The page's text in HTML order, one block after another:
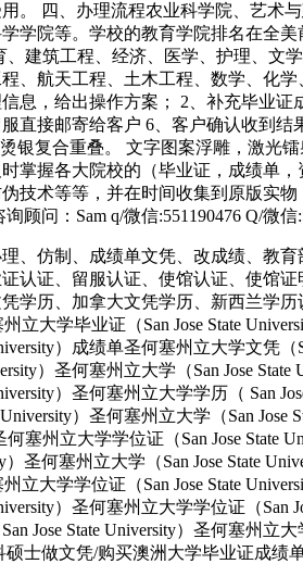
。 四、办理流程农业科学院、艺术
学院等。学校的教育学院排名在全
建筑工程、经济、医学、护理、文
、航天工程、土木工程、数学、化
息，给出操作方案； 2、补充毕业
直接邮寄给客户 6、客户确认收到
银复合重叠。 文字图案浮雕，激光
掌握各大院校的（毕业证，成绩单
技术等等，并在时间收集到原版实
顾问：Sam q/微信:551190476 Q/微
、仿制、成绩单文凭、改成绩、教
认证、留服认证、使馆认证、使馆
学历、加拿大文凭学历、新西兰学历
立大学毕业证（San Jose State
）成绩单圣何塞州立大学文凭
）圣何塞州立大学（San Jose
）圣何塞州立大学学历（ San
University）圣何塞州立大学（San
何塞州立大学学位证（San Jose State
）圣何塞州立大学（San Jose State
立大学学位证（San Jose State
）圣何塞州立大学学位证（
Jose State University）圣何塞州立
士做文凭/购买澳洲大学毕业证成绩